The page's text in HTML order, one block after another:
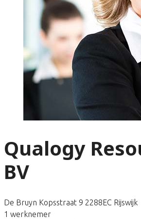
Qualogy
BV
De Bruyn Kopsstraat 9 2288EC Rijswijk
1 werknemer